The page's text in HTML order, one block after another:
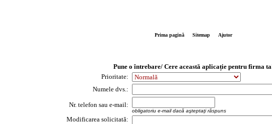
Prima pagină Sitemap Ajutor
Pune o întrebare/ Cere această aplicație pentru firma
Prioritate:
Numele dvs.:
Nr. telefon sau e-mail:
obligatoriu e-mail dacă aşteptaţi răspuns
Modificarea solicitată: